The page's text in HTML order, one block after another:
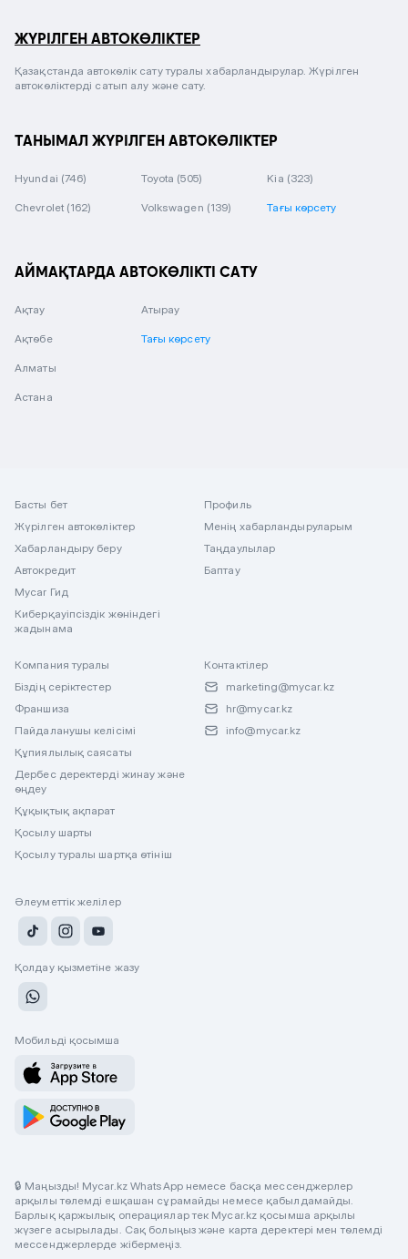
ЖҮРІЛГЕН АВТОКӨЛІКТЕР
Қазақстанда автокөлік сату туралы хабарландырулар. Жүрілген
автокөліктерді сатып алу және сату.
ТАНЫМАЛ ЖҮРІЛГЕН АВТОКӨЛІКТЕР
Hyundai (746) Toyota (505) Kia (323)
Chevrolet (162) Volkswagen (139) Тағы көрсету
АЙМАҚТАРДА АВТОКӨЛІКТІ САТУ
Ақтау
Ақтөбе
Алматы
Астана
Атырау
Тағы көрсету
Басты бет
Жүрілген автокөліктер
Хабарландыру беру
Автокредит
Mycar Гид
Киберқауіпсіздік жөніндегі
жадынама
Профиль
Менің хабарландыруларым
Таңдаулылар
Баптау
Компания туралы
Біздің серіктестер
Франшиза
Пайдаланушы келісімі
Құпиялылық саясаты
Дербес деректерді жинау және
өңдеу
Құқықтық ақпарат
Қосылу шарты
Қосылу туралы шартқа өтініш
Контактілер
marketing@mycar.kz
hr@mycar.kz
info@mycar.kz
Әлеуметтік желілер
Қолдау қызметіне жазу
Мобильді қосымша
🔒 Маңызды! Mycar.kz WhatsApp немесе басқа мессенджерлер
арқылы төлемді ешқашан сұрамайды немесе қабылдамайды.
Барлық қаржылық операциялар тек Mycar.kz қосымша арқылы
жүзеге асырылады. Сақ болыңыз және карта деректері мен төлемді
мессенджерлерде жібермеңіз.